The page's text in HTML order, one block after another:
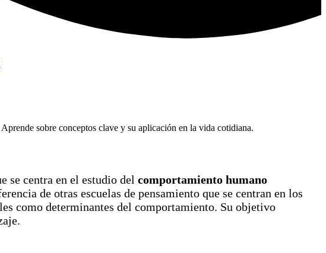
sobre conceptos clave y su aplicación en la vida cotidiana.
se centra en el estudio del comportamiento humano
de otras escuelas de pensamiento que se centran en los
como determinantes del comportamiento. Su objetivo